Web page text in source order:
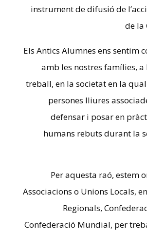
instrument de difusió de
de la
Els Antics Alumnes ens sentim
amb les nostres famílies, a
treball, en la societat en la
persones lliures
defensar i posar en
humans rebuts durant la
Per aquesta raó, estem
Associacions o Unions Locals,
Regionals,
Confederació Mundial, per